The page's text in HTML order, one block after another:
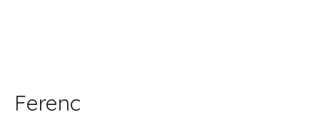
Ferenc